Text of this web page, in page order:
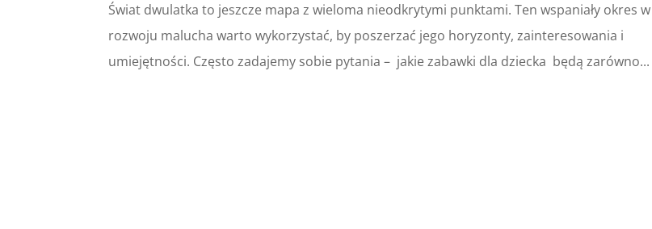
Świat dwulatka to jeszcze mapa z wieloma nieodkrytymi punktami. Ten wspaniały okres w
rozwoju malucha warto wykorzystać, by poszerzać jego horyzonty, zainteresowania i
umiejętności. Często zadajemy sobie pytania – jakie zabawki dla dziecka będą zarówno...